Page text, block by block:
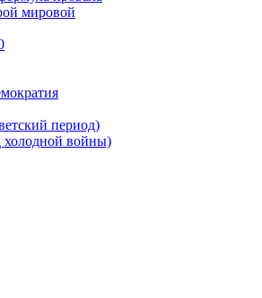
мировой
период)
войны)